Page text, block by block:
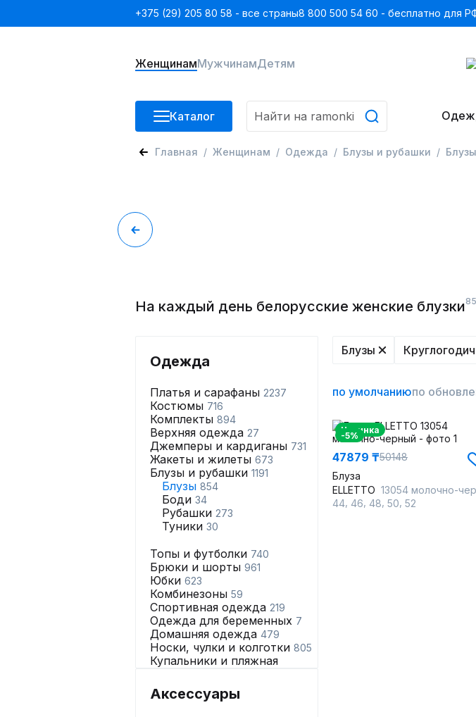
+375 (29) 205 80 58 - все страны8 800 500 54 60 - бесплатно для
ЖенщинамМужчинамДетям
Каталог
Главная Женщинам Одежда Блузы и рубашки Блузы
На каждый день белорусские женские блузки
Одежда
Платья и сарафаны 2237
Костюмы 716
Комплекты 894
Верхняя одежда 27
Джемперы и кардиганы 731
Жакеты и жилеты 673
Блузы и рубашки 1191
Блузы 854
Боди 34
Рубашки 273
Туники 30
Топы и футболки 740
Брюки и шорты 961
Юбки 623
Комбинезоны 59
Спортивная одежда 219
Одежда для беременных 7
Домашняя одежда 479
Носки, чулки и колготки 805
Купальники и пляжная
Нижнее бельё
Аксессуары
Блузы
по умолчаниюпо
Новинка
-5%
47879 ₸50148
Блуза
ELLETTO 13054 молочно-черный
44 46 48 50 52